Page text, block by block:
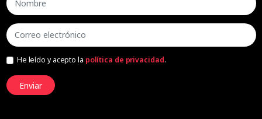
He leído y acepto la política de privacidad.
Enviar